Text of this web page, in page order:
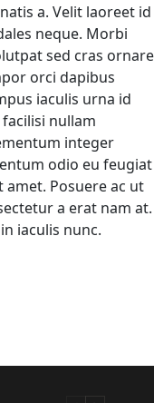
a. Velit laoreet id
neque. Morbi
sed cras ornare
orci dapibus
iaculis urna id
nullam
integer
odio eu feugiat
Posuere ac ut
a erat nam at.
iaculis nunc.